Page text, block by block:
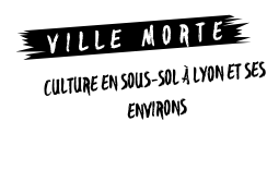
CULTURE EN SOUS-SOL À LYON ET SES
ENVIRONS